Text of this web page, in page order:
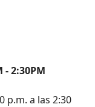
- 2:30PM
p.m. a las 2:30